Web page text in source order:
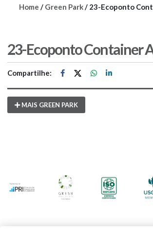
Home / Green Park/ 23-Ecoponto
23-Ecoponto Container
Compartilhe:
MAIS GREEN PARK